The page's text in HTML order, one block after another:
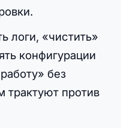
логи, «чистить»
конфигурации
без
трактуют против